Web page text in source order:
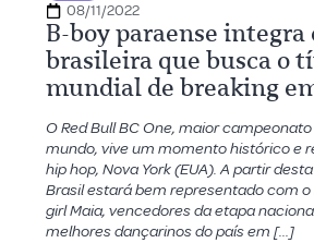
08/11/2022
B-boy paraense integra
brasileira que busca o
mundial de breaking
O Red Bull BC One, maior
mundo, vive um momento histórico e
hip hop, Nova York (EUA). A partir
Brasil estará bem representado com o
girl Maia, vencedores da etapa
melhores dançarinos do país em […]